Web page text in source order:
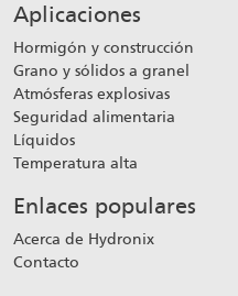
Aplicaciones
Hormigón y construcción
Grano y sólidos a granel
Atmósferas explosivas
Seguridad alimentaria
Líquidos
Temperatura alta
Enlaces populares
Acerca de Hydronix
Contacto